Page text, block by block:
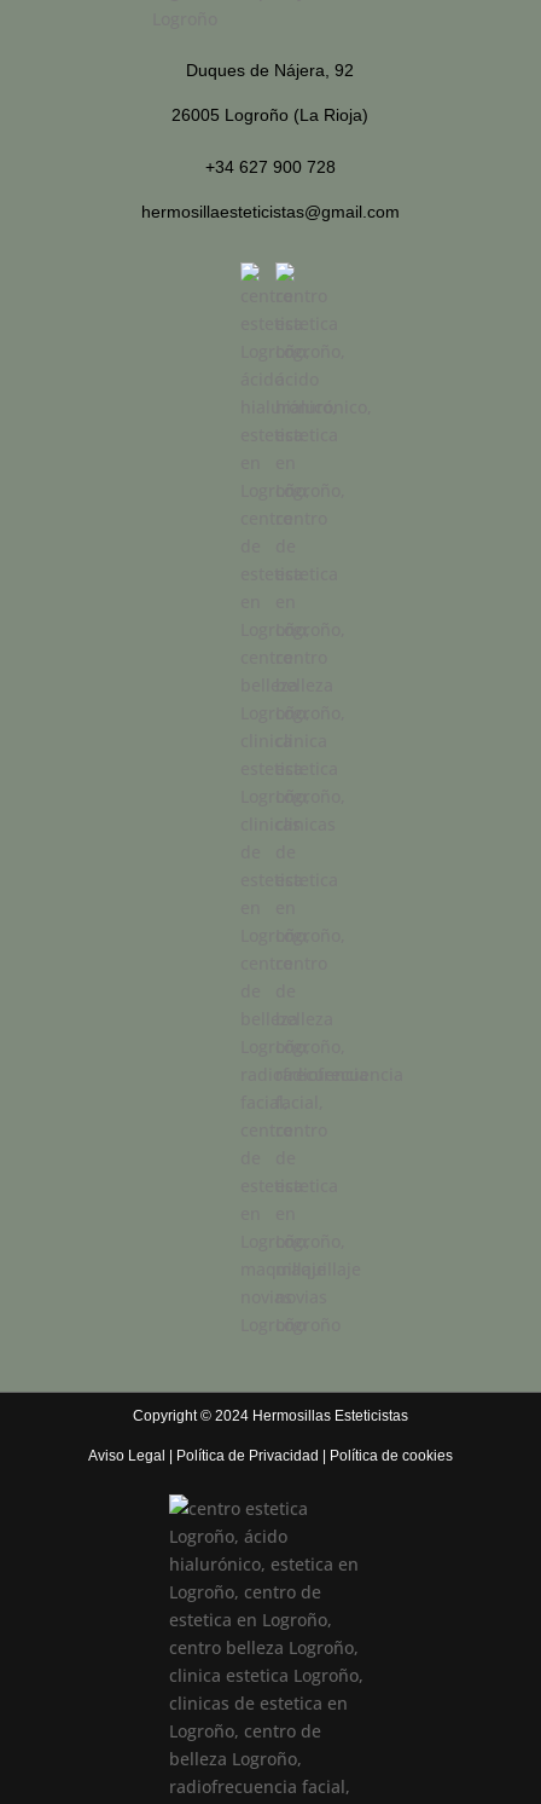
Duques de Nájera, 92
26005 Logroño (La Rioja)
+34 627 900 728
hermosillaesteticistas@gmail.com
Copyright © 2024 Hermosillas Esteticistas
Aviso Legal Política de Privacidad Política de cookies